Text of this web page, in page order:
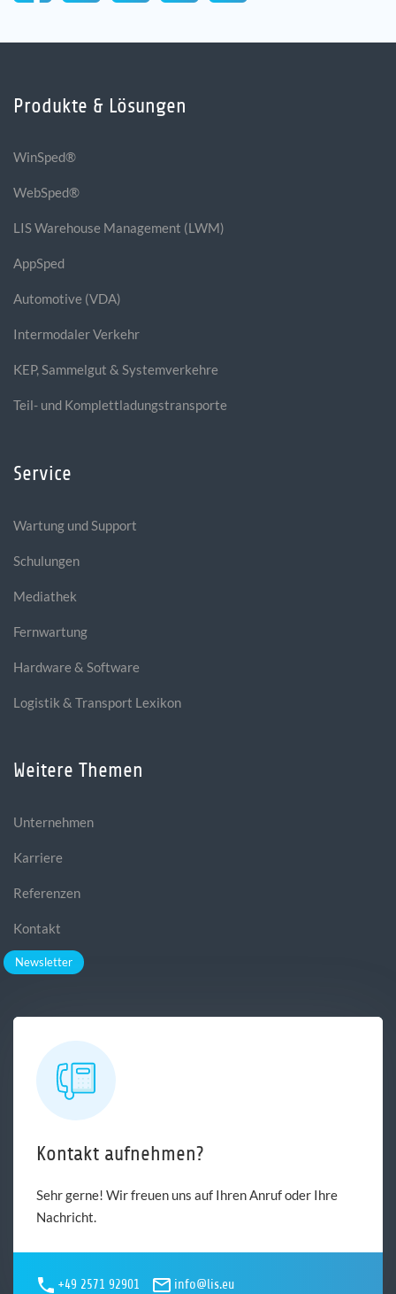
Produkte & Lösungen
WinSped®
WebSped®
LIS Warehouse Management (LWM)
AppSped
Automotive (VDA)
Intermodaler Verkehr
KEP, Sammelgut & Systemverkehre
Teil- und Komplettladungstransporte
Service
Wartung und Support
Schulungen
Mediathek
Fernwartung
Hardware & Software
Logistik & Transport Lexikon
Weitere Themen
Unternehmen
Karriere
Referenzen
Kontakt
Newsletter
Kontakt aufnehmen?
Sehr gerne! Wir freuen uns auf Ihren Anruf oder Ihre
Nachricht.
+49 2571 92901 info@lis.eu